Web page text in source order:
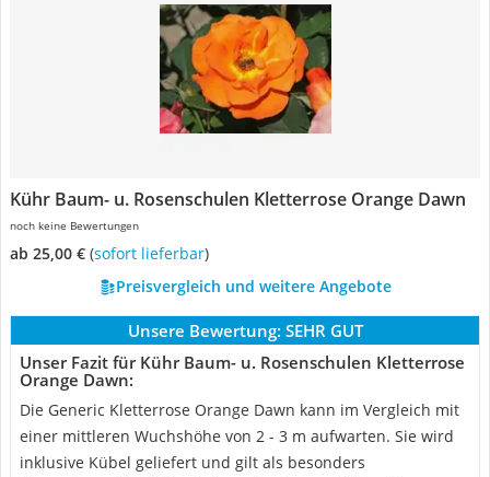
Kühr Baum- u. Rosenschulen Kletterrose Orange Dawn
noch keine Bewertungen
ab 25,00 € ( Sofort lieferbar)
Preisvergleich und weitere Angebote
Unsere Bewertung: SEHR GUT
Unser Fazit für Kühr Baum- u. Rosenschulen Kletterrose
Orange Dawn:
Die Generic Kletterrose Orange Dawn kann im Vergleich mit
einer mittleren Wuchshöhe von 2 - 3 m aufwarten. Sie wird
inklusive Kübel geliefert und gilt als besonders